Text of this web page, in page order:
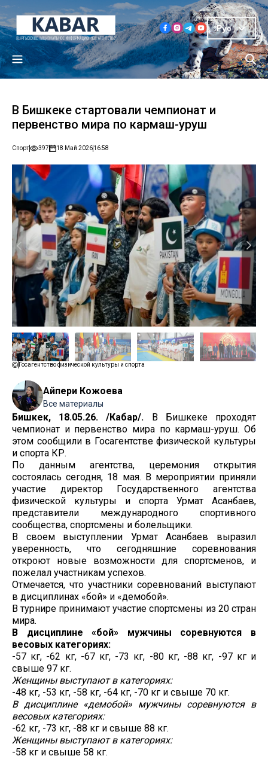
Рус
В Бишкеке стартовали чемпионат и
первенство мира по кармаш-уруш
Спорт 397 18 Май 202616:58
Госагентство физической культуры и спорта
Айпери Кожоева
Все материалы
Бишкек, 18.05.26. /Кабар/. В Бишкеке проходят
чемпионат и первенство мира по кармаш-уруш. Об
этом сообщили в Госагентстве физической культуры
и спорта КР.
По данным агентства, церемония открытия
состоялась сегодня, 18 мая. В мероприятии приняли
участие директор Государственного агентства
физической культуры и спорта Урмат Асанбаев,
представители международного спортивного
сообщества, спортсмены и болельщики.
В своем выступлении Урмат Асанбаев выразил
уверенность, что сегодняшние соревнования
откроют новые возможности для спортсменов, и
пожелал участникам успехов.
Отмечается, что участники соревнований выступают
в дисциплинах «бой» и «демобой».
В турнире принимают участие спортсмены из 20 стран
мира.
В дисциплине «бой» мужчины соревнуются в
весовых категориях:
-57 кг, -62 кг, -67 кг, -73 кг, -80 кг, -88 кг, -97 кг и
свыше 97 кг.
Женщины выступают в категориях:
-48 кг, -53 кг, -58 кг, -64 кг, -70 кг и свыше 70 кг.
В дисциплине «демобой» мужчины соревнуются в
весовых категориях:
-62 кг, -73 кг, -88 кг и свыше 88 кг.
Женщины выступают в категориях:
-58 кг и свыше 58 кг.